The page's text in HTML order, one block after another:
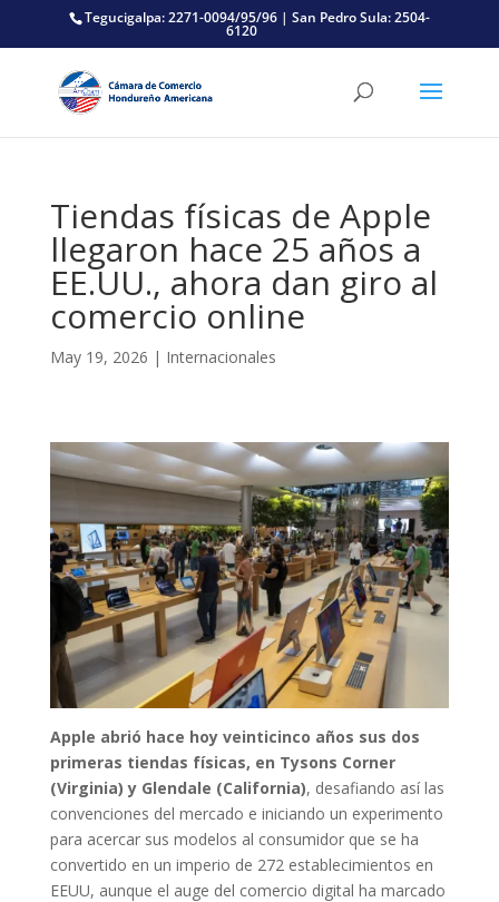
Tegucigalpa: 2271-0094/95/96 | San Pedro Sula: 2504-
6120
Tiendas físicas de Apple
llegaron hace 25 años a
EE.UU., ahora dan giro al
comercio online
May 19, 2026 | Internacionales
Apple abrió hace hoy veinticinco años sus dos
primeras tiendas físicas, en Tysons Corner
(Virginia) y Glendale (California), desafiando así las
convenciones del mercado e iniciando un experimento
para acercar sus modelos al consumidor que se ha
convertido en un imperio de 272 establecimientos en
EEUU, aunque el auge del comercio digital ha marcado